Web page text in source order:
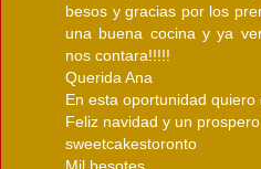
besos y gracias por los
una buena cocina y ya
nos contara!!!!!
Querida Ana
En esta oportunidad quiero
Feliz navidad y un
sweetcakestoronto
Mil besotes